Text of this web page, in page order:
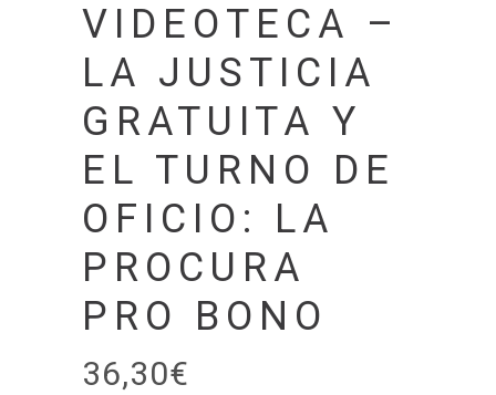
VIDEOTECA –
LA JUSTICIA
GRATUITA Y
EL TURNO DE
OFICIO: LA
PROCURA
PRO BONO
36,30€